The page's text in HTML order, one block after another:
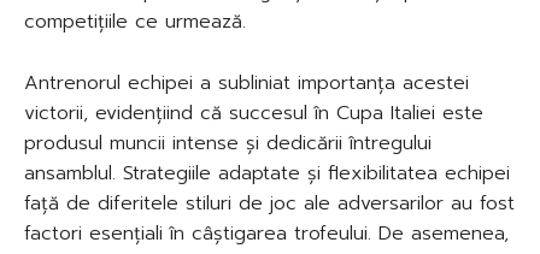
competițiile ce urmează.
Antrenorul echipei a subliniat importanța acestei
victorii, evidențiind că succesul în Cupa Italiei este
produsul muncii intense și dedicării întregului
ansamblul. Strategiile adaptate și flexibilitatea echipei
față de diferitele stiluri de joc ale adversarilor au fost
factori esențiali în câștigarea trofeului. De asemenea,